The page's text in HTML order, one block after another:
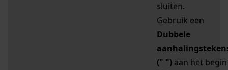
sluiten.
Gebruik een
Dubbele
(" ") aan het begin